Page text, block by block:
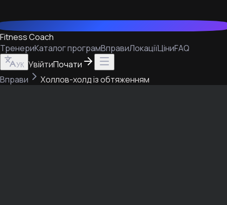
Fitness Coach
ТренериКаталог програмВправиЛокаціїЦіниFAQ
УК УвійтиПочати
Вправи
Холлов-холд із обтяженням